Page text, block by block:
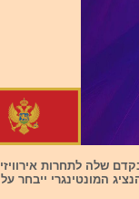
אירוויזיון 2026 יתקיים ב-21/12/25.